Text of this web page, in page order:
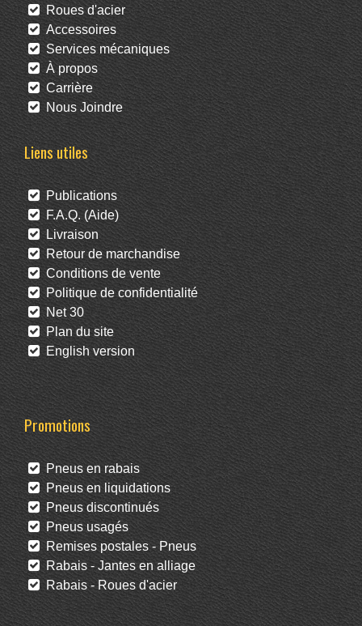
Roues d'acier
Accessoires
Services mécaniques
À propos
Carrière
Nous Joindre
Liens utiles
Publications
F.A.Q. (Aide)
Livraison
Retour de marchandise
Conditions de vente
Politique de confidentialité
Net 30
Plan du site
English version
Promotions
Pneus en rabais
Pneus en liquidations
Pneus discontinués
Pneus usagés
Remises postales - Pneus
Rabais - Jantes en alliage
Rabais - Roues d'acier